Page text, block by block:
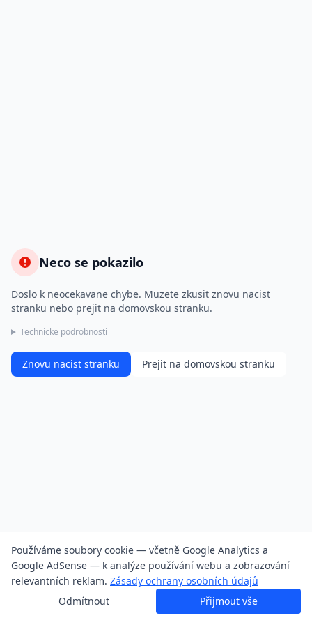
Neco se pokazilo
Doslo k neocekavane chybe. Muzete zkusit znovu nacist
stranku nebo prejit na domovskou stranku.
Technicke podrobnosti
Znovu nacist stranku Prejit na domovskou stranku
Používáme soubory cookie — včetně Google Analytics a
Google AdSense — k analýze používání webu a zobrazování
relevantních reklam. Zásady ochrany osobních údajů
Odmítnout
Přijmout vše